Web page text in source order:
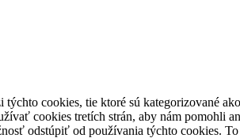
cookies, tie ktoré sú kategorizované
cookies tretích strán, aby nám pomohli
odstúpiť od používania týchto cookies.